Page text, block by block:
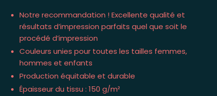
Notre recommandation ! Excellente qualité et
résultats d’impression parfaits quel que soit le
procédé d’impression
Couleurs unies pour toutes les tailles femmes,
hommes et enfants
Production équitable et durable
Épaisseur du tissu : 150 g/m²